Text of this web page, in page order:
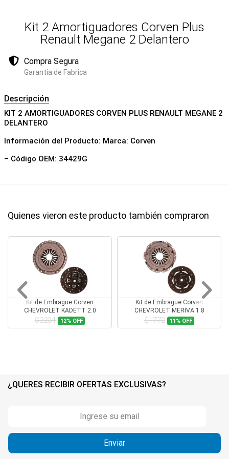
Kit 2 Amortiguadores Corven Plus
Renault Megane 2 Delantero
Compra Segura
Garantía de Fabrica
Descripción
KIT 2 AMORTIGUADORES CORVEN PLUS RENAULT MEGANE 2
DELANTERO
Información del Producto: Marca: Corven
– Código OEM: 34429G
Quienes vieron este producto también compraron
Kit de Embrague Corven
CHEVROLET KADETT 2.0
$2234 12% OFF
Kit de Embrague Corven
CHEVROLET MERIVA 1.8
$1772 11% OFF
¿QUERES RECIBIR OFERTAS EXCLUSIVAS?